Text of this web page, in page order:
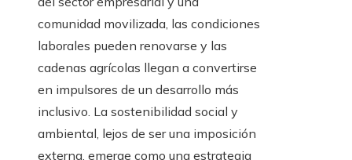
comunidad movilizada, las condiciones
laborales pueden renovarse y las
cadenas agrícolas llegan a convertirse
en impulsores de un desarrollo más
inclusivo. La sostenibilidad social y
ambiental, lejos de ser una imposición
externa, emerge como una estrategia